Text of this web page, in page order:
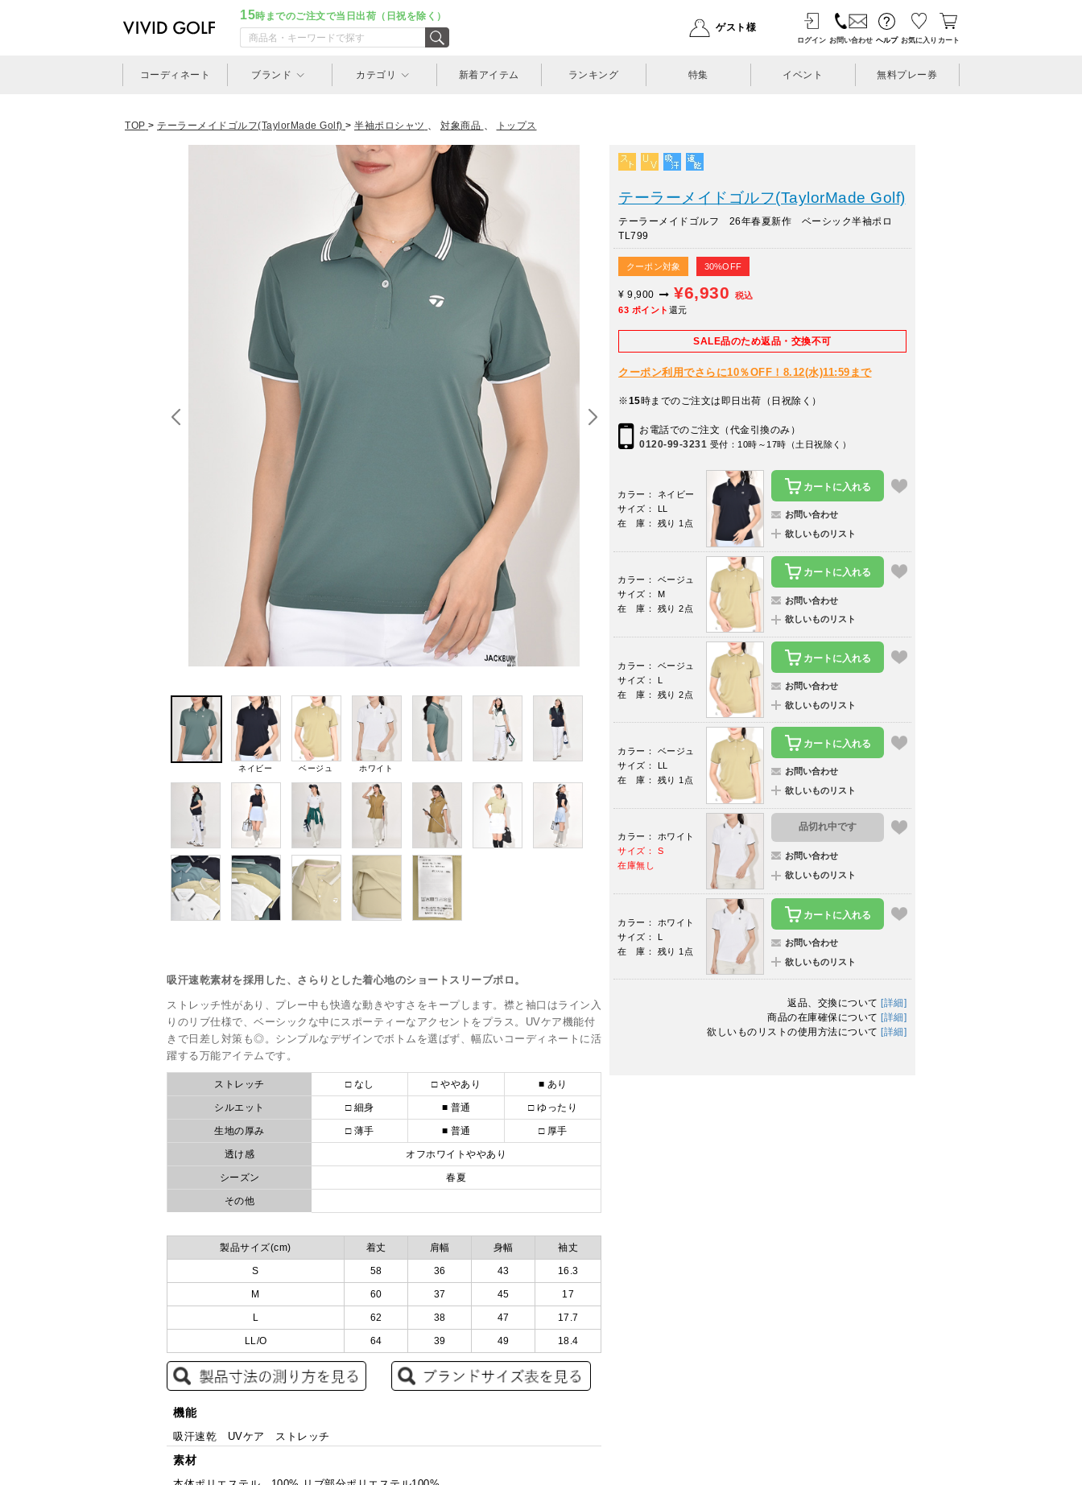
15時までのご注文で当日出荷（日祝を除く）
ゲスト様
ログイン お問い合わせ ヘルプ お気に入り カート
コーディネート ブランド カテゴリ 新着アイテム ランキング 特集 イベント 無料プレー券
TOP > テーラーメイドゴルフ(TaylorMade Golf) > 半袖ポロシャツ 、 対象商品 、 トップス
ネイビー ベージュ ホワイト
吸汗速乾素材を採用した、さらりとした着心地のショートスリーブポロ。
ストレッチ性があり、プレー中も快適な動きやすさをキープします。襟と袖口はライン入
りのリブ仕様で、ベーシックな中にスポーティーなアクセントをプラス。UVケア機能付
きで日差し対策も◎。シンプルなデザインでボトムを選ばず、幅広いコーディネートに活
躍する万能アイテムです。
ストレッチ □ なし □ ややあり ■ あり
シルエット □ 細身 ■ 普通 □ ゆったり
生地の厚み □ 薄手 ■ 普通 □ 厚手
透け感 オフホワイトややあり
シーズン 春夏
その他
製品サイズ(cm) 着丈 肩幅 身幅 袖丈
S 58 36 43 16.3
M 60 37 45 17
L 62 38 47 17.7
LL/O 64 39 49 18.4
機能
吸汗速乾 UVケア ストレッチ
素材
テーラーメイドゴルフ(TaylorMade Golf)
テーラーメイドゴルフ 26年春夏新作 ベーシック半袖ポロ
TL799
クーポン対象 30%OFF
¥ 9,900 ¥6,930
税込
63 ポイント 還元
SALE品のため返品・交換不可
クーポン利用でさらに10％OFF！8.12(水)11:59まで
※15時までのご注文は即日出荷（日祝除く）
お電話でのご注文（代金引換のみ）
0120-99-3231 受付：10時～17時（土日祝除く）
カラー： ネイビー
サイズ： LL
在 庫： 残り 1点
カートに入れる
お問い合わせ
欲しいものリスト
カラー： ベージュ
サイズ： M
在 庫： 残り 2点
カートに入れる
お問い合わせ
欲しいものリスト
カラー： ベージュ
サイズ： L
在 庫： 残り 2点
カートに入れる
お問い合わせ
欲しいものリスト
カラー： ベージュ
サイズ： LL
在 庫： 残り 1点
カートに入れる
お問い合わせ
欲しいものリスト
カラー： ホワイト
サイズ： S
在庫無し
品切れ中です
お問い合わせ
欲しいものリスト
カラー： ホワイト
サイズ： L
在 庫： 残り 1点
カートに入れる
お問い合わせ
欲しいものリスト
返品、交換について [詳細]
商品の在庫確保について [詳細]
欲しいものリストの使用方法について [詳細]